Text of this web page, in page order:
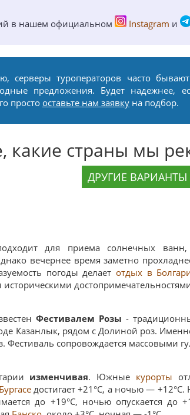
в нашем официальном Instagram и
серверы туроператоров часто
предложения. Будет
просто оставьте нам заявку на подбор.
какие страны мы
ДРУГИЕ ВАРИАНТЫ
для приема солнечных
вечернее время заметно
погоды делает отдых в
Фестивалем Розы -
Казанлык, рядом с Долиной роз.
Фестиваль сопровождается массовыми
изменчивая. Южные курорты
Бургаседостигает +21°C, а ночью —
до +19°C, ночью опускается